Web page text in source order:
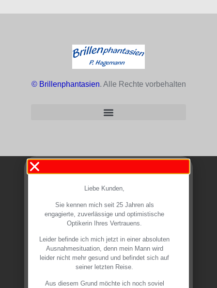
© Brillenphantasien. Alle Rechte vorbehalten
Liebe Kunden,
Sie kennen mich seit 25 Jahren als
engagierte, zuverlässige und optimistische
Optikerin Ihres Vertrauens.
Leider befinde ich mich jetzt in einer absoluten
Ausnahmesituation, denn mein Mann wird
leider nicht mehr gesund und befindet sich auf
seiner letzten Reise.
Aus diesem Grund möchte ich noch soviel